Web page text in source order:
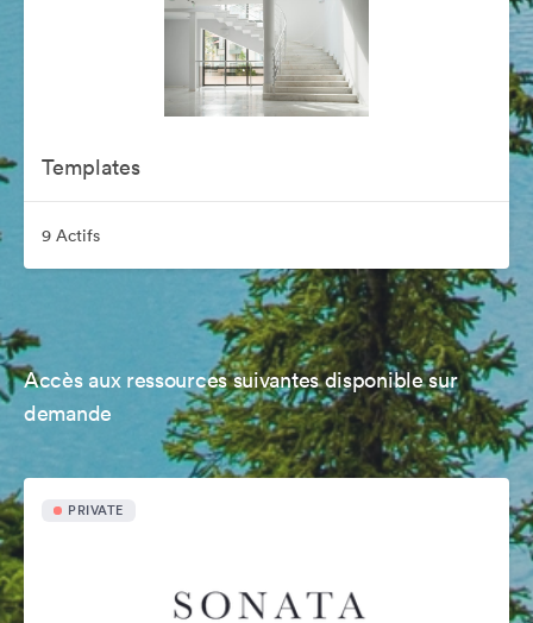
Templates
9 Actifs
Accès aux ressources suivantes disponible sur
demande
PRIVATE